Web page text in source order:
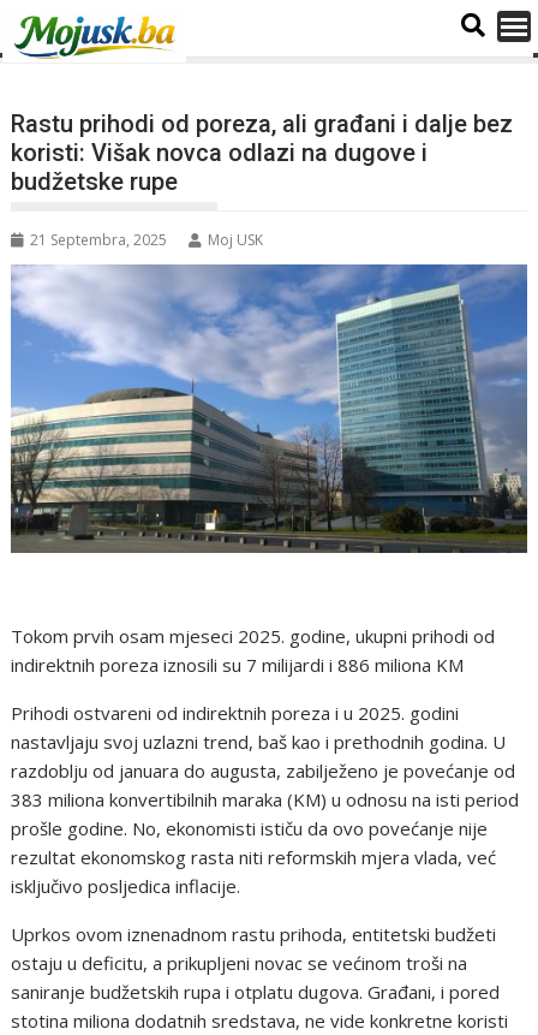
Rastu prihodi od poreza, ali građani i dalje bez
koristi: Višak novca odlazi na dugove i
budžetske rupe
21 Septembra, 2025 Moj USK
Tokom prvih osam mjeseci 2025. godine, ukupni prihodi od
indirektnih poreza iznosili su 7 milijardi i 886 miliona KM
Prihodi ostvareni od indirektnih poreza i u 2025. godini
nastavljaju svoj uzlazni trend, baš kao i prethodnih godina. U
razdoblju od januara do augusta, zabilježeno je povećanje od
383 miliona konvertibilnih maraka (KM) u odnosu na isti period
prošle godine. No, ekonomisti ističu da ovo povećanje nije
rezultat ekonomskog rasta niti reformskih mjera vlada, već
isključivo posljedica inflacije.
Uprkos ovom iznenadnom rastu prihoda, entitetski budžeti
ostaju u deficitu, a prikupljeni novac se većinom troši na
saniranje budžetskih rupa i otplatu dugova. Građani, i pored
stotina miliona dodatnih sredstava, ne vide konkretne koristi